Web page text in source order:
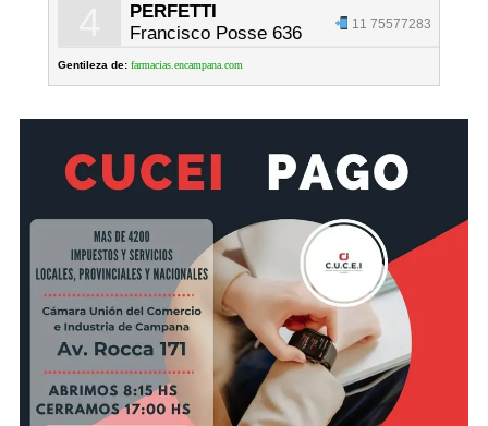
PERFETTI
Francisco Posse 636
11 75577283
Gentileza de: farmacias.encampana.com